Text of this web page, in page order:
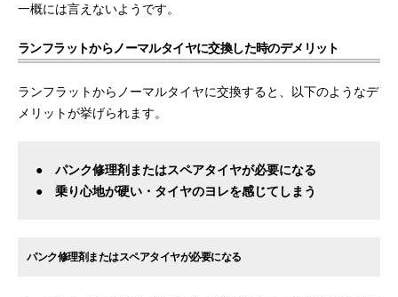
一概には言えないようです。
ランフラットからノーマルタイヤに交換した時のデメリット
ランフラットからノーマルタイヤに交換すると、以下のようなデ
メリットが挙げられます。
● パンク修理剤またはスペアタイヤが必要になる
● 乗り心地が硬い・タイヤのヨレを感じてしまう
パンク修理剤またはスペアタイヤが必要になる